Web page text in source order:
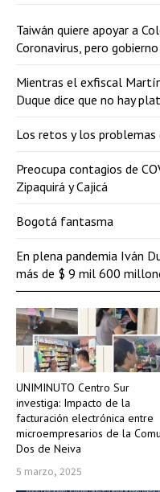
UNIMINUTO Centro Sur
investiga: Impacto de la
facturación electrónica entre
microempresarios de la
Dos de Neiva
5 marzo, 2025
Taiwán quiere apoyar a
Coronavirus, pero
Mientras el exfiscal
Duque dice que no hay
Los retos y los problemas
Preocupa contagios de
Zipaquirá y Cajicá
Bogotá fantasma
En plena pandemia Iván
más de $ 9 mil 600